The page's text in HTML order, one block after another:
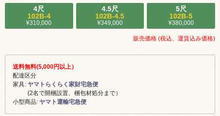
4尺
102B-4
¥310,000
4.5尺
102B-4.5
¥349,000
5尺
102B-5
¥380,000
販売価格 (税込、運賃込み価格)
送料無料(5,000円以上）
配達区分
家具: ヤマトらくらく家財宅急便
(2名で開梱設置、梱包材処分まで）
小型商品: ヤマト運輸宅急便